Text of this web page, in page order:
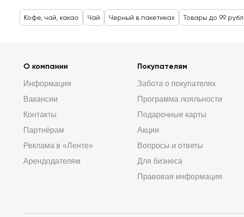
Кофе, чай, какао Чай Черный в пакетиках Товары до 99
О компании
Информация
Вакансии
Контакты
Партнёрам
Реклама в «Ленте»
Арендодателям
Покупателям
Забота о покупателях
Программа лояльности
Подарочные карты
Акции
Вопросы и ответы
Для бизнеса
Правовая информация